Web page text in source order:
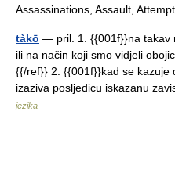
Assassinations, Assault,
tàkō — pril. 1. {{001f}}na takav
ili na način koji smo vidjeli
{{/ref}} 2. {{001f}}kad se kazuje
izaziva posljedicu iskazanu
jezika